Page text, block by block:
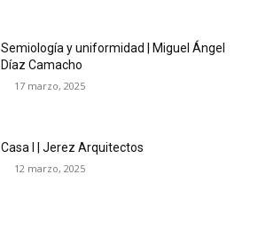
Semiología y uniformidad | Miguel Ángel
Díaz Camacho
17 marzo, 2025
Casa I | Jerez Arquitectos
12 marzo, 2025